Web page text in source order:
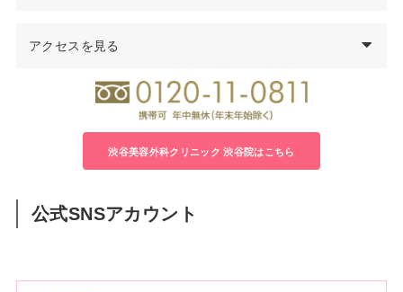
00年 千葉大学医学部付属病院形成外科勤務
千葉大学大学院修了 医学博士号取得
渋谷美容外科クリニック立川院 院長就任
渋谷美容外科クリニック渋谷院 院長就任
日本形成外科学会 形成外科専門医
日本頭蓋顎顔面外科学会会員
アクセスを見る
渋谷美容外科クリニック 渋谷院はこちら
公式SNSアカウント